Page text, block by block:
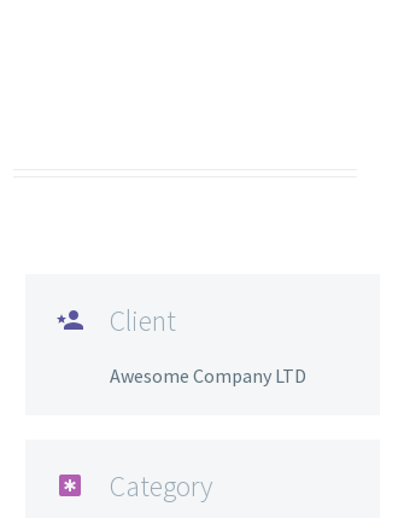
 Client
Awesome Company LTD
 Category